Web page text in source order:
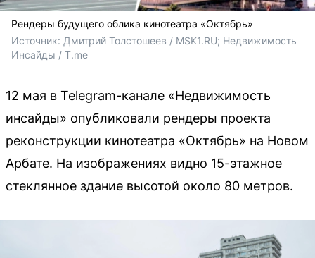
Рендеры будущего облика кинотеатра «Октябрь»
Источник: Дмитрий Толстошеев / MSK1.RU; Недвижимость
Инсайды / T.me
12 мая в Telegram-канале «Недвижимость
инсайды» опубликовали рендеры проекта
реконструкции кинотеатра «Октябрь» на Новом
Арбате. На изображениях видно 15-этажное
стеклянное здание высотой около 80 метров.